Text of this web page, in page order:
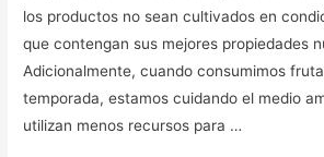
los productos no sean cultivados en
que contengan sus mejores propiedades
Adicionalmente, cuando consumimos
temporada, estamos cuidando el medio
utilizan menos recursos para …